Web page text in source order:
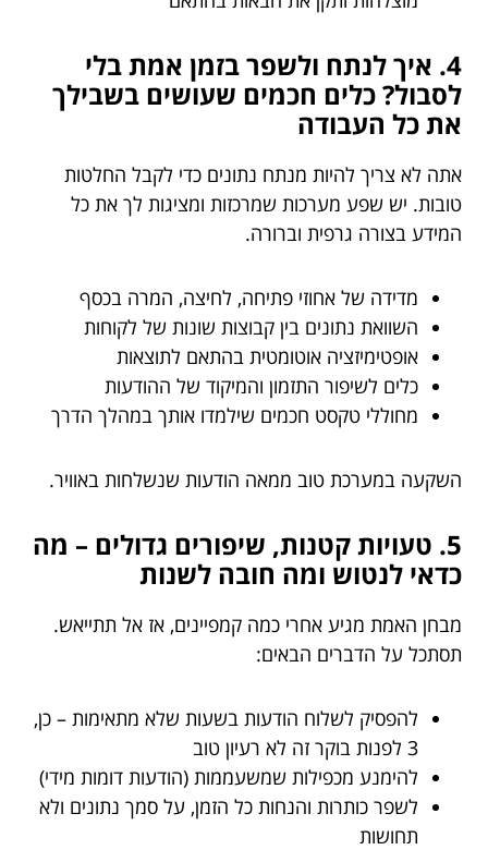
4. איך לנתח ולשפר בזמן אמת בלי
לסבול? כלים חכמים שעושים בשבילך
את כל העבודה
אתה לא צריך להיות מנתח נתונים כדי לקבל החלטות
טובות. יש שפע מערכות שמרכזות ומציגות לך את כל
המידע בצורה גרפית וברורה.
מדידה של אחוזי פתיחה, לחיצה, המרה בכסף
השוואת נתונים בין קבוצות שונות של לקוחות
אופטימיזציה אוטומטית בהתאם לתוצאות
כלים לשיפור התזמון והמיקוד של ההודעות
מחוללי טקסט חכמים שילמדו אותך במהלך הדרך
השקעה במערכת טוב ממאה הודעות שנשלחות באוויר.
5. טעויות קטנות, שיפורים גדולים – מה
כדאי לנטוש ומה חובה לשנות
מבחן האמת מגיע אחרי כמה קמפיינים, אז אל תתייאש.
תסתכל על הדברים הבאים:
להפסיק לשלוח הודעות בשעות שלא מתאימות – כן,
3 לפנות בוקר זה לא רעיון טוב
להימנע מכפילות שמשעממות (הודעות דומות מידי)
לשפר כותרות והנחות כל הזמן, על סמך נתונים ולא
תחושות